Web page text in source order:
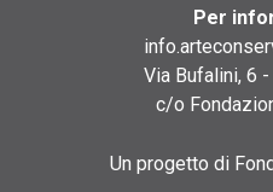
Per
Via Bufalini, 6
c/o
Un progetto di